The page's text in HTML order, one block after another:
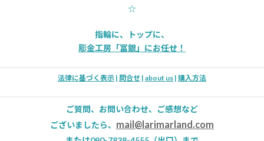
☆
指輪に、トップに、
彫金工房「冨銀」にお任せ！
法律に基づく表示 | 問合せ | about us | 購入方法
ご質問、お問い合わせ、ご感想など
ございましたら、 mail@larimarland.com